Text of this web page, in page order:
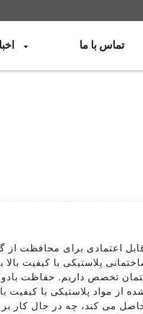
تماس با ما
اعتمادی برای محافظت از
تخصص داریم. حفاظت
از مواد پلاستیکی با
می کند، چه در حال کار